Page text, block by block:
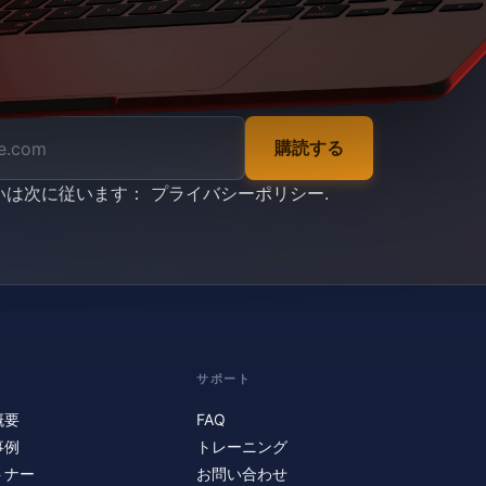
購読する
次に従います： プライバシーポリシー.
要
例
ナー
サポート
FAQ
トレーニング
お問い合わせ